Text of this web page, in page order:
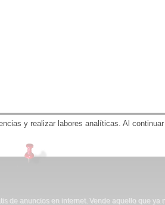
de anuncios en internet. Vende aquello que ya
y realizar labores analíticas. Al